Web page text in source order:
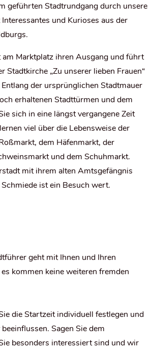
geführten Stadtrundgang durch unsere
und Kurioses aus der
Marktplatz ihren Ausgang und führt
Stadtkirche „Zu unserer lieben Frauen“
der ursprünglichen Stadtmauer
erhaltenen Stadttürmen und dem
sich in eine längst vergangene Zeit
viel über die Lebensweise der
dem Häfenmarkt, der
und dem Schuhmarkt.
mit ihrem alten Amtsgefängnis
ist ein Besuch wert.
geht mit Ihnen und Ihren
kommen keine weiteren fremden
die Startzeit individuell festlegen und
Sagen Sie dem
besonders interessiert sind und wir